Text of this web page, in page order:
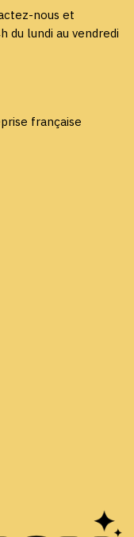
nous et
du lundi au vendredi
française